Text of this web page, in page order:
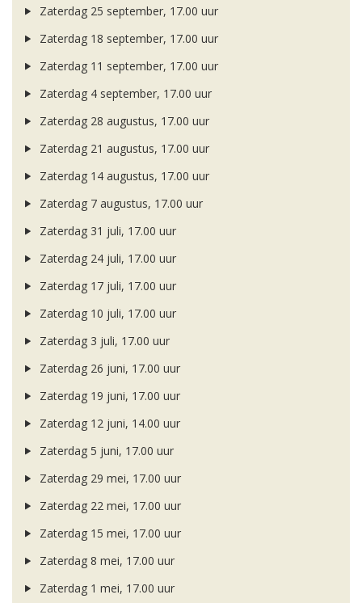
Zaterdag 25 september, 17.00 uur
Zaterdag 18 september, 17.00 uur
Zaterdag 11 september, 17.00 uur
Zaterdag 4 september, 17.00 uur
Zaterdag 28 augustus, 17.00 uur
Zaterdag 21 augustus, 17.00 uur
Zaterdag 14 augustus, 17.00 uur
Zaterdag 7 augustus, 17.00 uur
Zaterdag 31 juli, 17.00 uur
Zaterdag 24 juli, 17.00 uur
Zaterdag 17 juli, 17.00 uur
Zaterdag 10 juli, 17.00 uur
Zaterdag 3 juli, 17.00 uur
Zaterdag 26 juni, 17.00 uur
Zaterdag 19 juni, 17.00 uur
Zaterdag 12 juni, 14.00 uur
Zaterdag 5 juni, 17.00 uur
Zaterdag 29 mei, 17.00 uur
Zaterdag 22 mei, 17.00 uur
Zaterdag 15 mei, 17.00 uur
Zaterdag 8 mei, 17.00 uur
Zaterdag 1 mei, 17.00 uur